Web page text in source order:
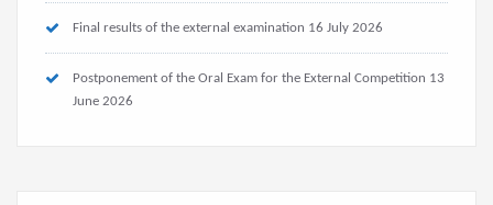
Final results of the external examination 16 July 2026
Postponement of the Oral Exam for the External Competition 13
June 2026